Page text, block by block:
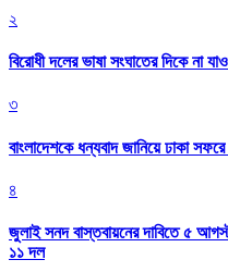
২
বিরোধী দলের ভাষা সংঘাতের দিকে না
৩
বাংলাদেশকে ধন্যবাদ জানিয়ে ঢাকা
৪
জুলাই সনদ বাস্তবায়নের দাবিতে ৫
১১ দল